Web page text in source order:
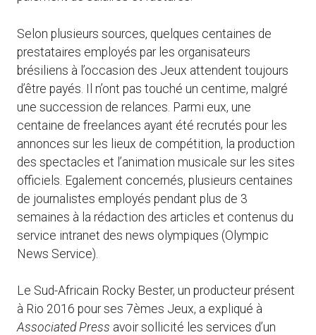
Selon plusieurs sources, quelques centaines de
prestataires employés par les organisateurs
brésiliens à l’occasion des Jeux attendent toujours
d’être payés. Il n’ont pas touché un centime, malgré
une succession de relances. Parmi eux, une
centaine de freelances ayant été recrutés pour les
annonces sur les lieux de compétition, la production
des spectacles et l’animation musicale sur les sites
officiels. Egalement concernés, plusieurs centaines
de journalistes employés pendant plus de 3
semaines à la rédaction des articles et contenus du
service intranet des news olympiques (Olympic
News Service).
Le Sud-Africain Rocky Bester, un producteur présent
à Rio 2016 pour ses 7èmes Jeux, a expliqué à
Associated Press avoir sollicité les services d’un